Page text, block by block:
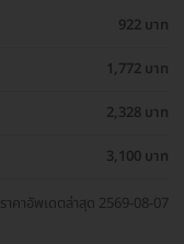
922 บาท
1,772 บาท
2,328 บาท
3,100 บาท
ราคาอัพเดตล่าสุด 2569-08-07